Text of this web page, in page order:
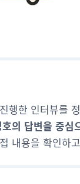
행한 인터뷰를
의 답변을 중심
내용을 확인하